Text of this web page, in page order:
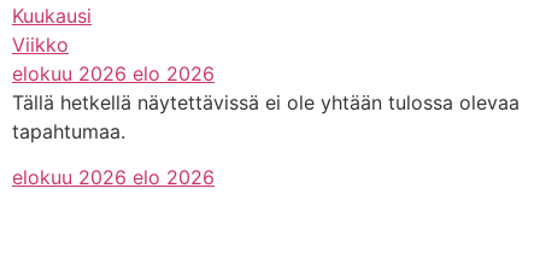
Kuukausi
Viikko
elokuu 2026 elo 2026
Tällä hetkellä näytettävissä ei ole yhtään tulossa olevaa
tapahtumaa.
elokuu 2026 elo 2026